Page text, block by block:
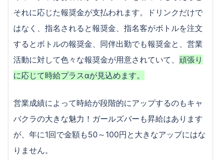
それに応じた報奨金が支払われます。ドリンクだけで
はなく、指名されると報奨金、指名客がボトルを注文
するとボトルの報奨金、同伴出勤でも報奨金と、営業
活動に対して色々な報奨金が用意されていて、 頑張り
に応じて時給プラスαが見込めます。
営業成績によって時給が段階的にアップするのもキャ
バクラの大きな魅力！ガールズバーも昇給はあります
が、年に1回で金額も50～100円と大きなアップにはな
りません。